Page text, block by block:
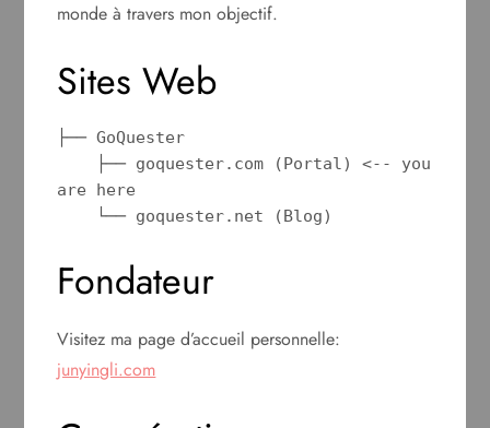
monde à travers mon objectif.
Sites Web
├── GoQuester
are here
    └── goquester.net (Blog)
Fondateur
Visitez ma page d’accueil personnelle:
junyingli.com